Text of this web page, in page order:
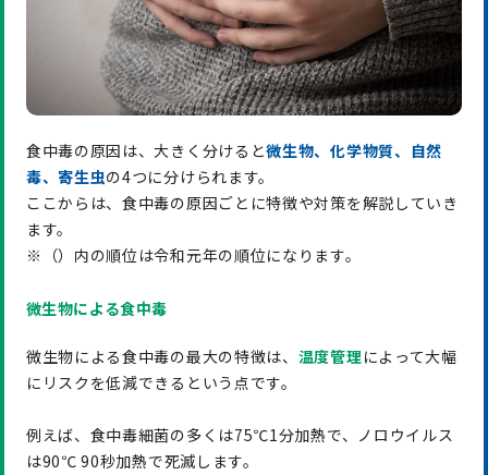
食中毒の原因は、大きく分けると微生物、化学物質、自然
毒、寄生虫の4つに分けられます。
ここからは、食中毒の原因ごとに特徴や対策を解説していき
ます。
※（）内の順位は令和元年の順位になります。
微生物による食中毒
微生物による食中毒の最大の特徴は、 温度管理 によって大幅
にリスクを低減できるという点です。
例えば、食中毒細菌の多くは75℃1分加熱で、ノロウイルス
は90℃ 90秒加熱で死滅します。